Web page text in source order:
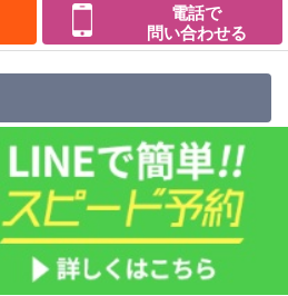
電話で
問い合わせる